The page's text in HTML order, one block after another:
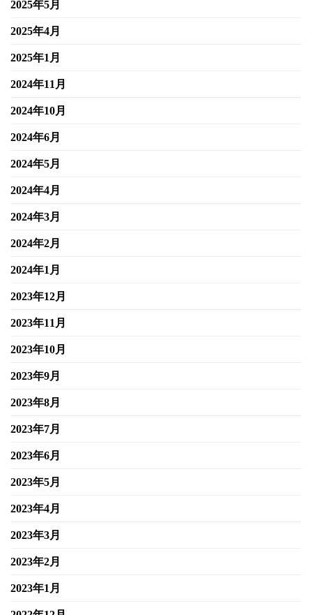
2025年5月
2025年4月
2025年1月
2024年11月
2024年10月
2024年6月
2024年5月
2024年4月
2024年3月
2024年2月
2024年1月
2023年12月
2023年11月
2023年10月
2023年9月
2023年8月
2023年7月
2023年6月
2023年5月
2023年4月
2023年3月
2023年2月
2023年1月